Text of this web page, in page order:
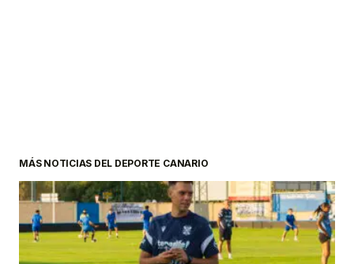
MÁS NOTICIAS DEL DEPORTE CANARIO